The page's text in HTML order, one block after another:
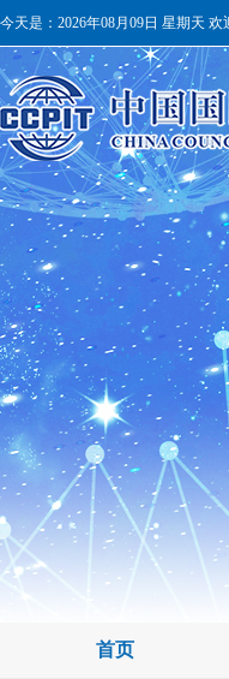
今天是： 2026年08月09日 星期天
首页